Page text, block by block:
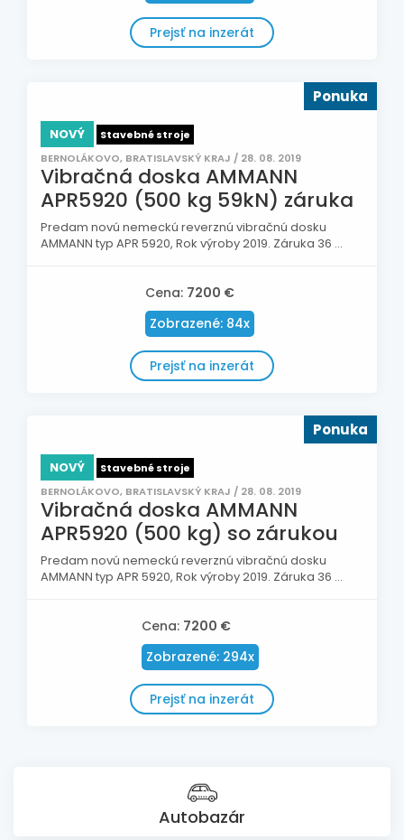
Autobazár
Prejsť na inzerát
Ponuka
NOVÝ
Stavebné stroje
BERNOLÁKOVO, BRATISLAVSKÝ KRAJ / 28. 08. 2019
Vibračná doska AMMANN
APR5920 (500 kg 59kN) záruka
Predam novú nemeckú reverznú vibračnú dosku
AMMANN typ APR 5920, Rok výroby 2019. Záruka 36 ...
Cena: 7200 €
Zobrazené: 84x
Prejsť na inzerát
Ponuka
NOVÝ
Stavebné stroje
BERNOLÁKOVO, BRATISLAVSKÝ KRAJ / 28. 08. 2019
Vibračná doska AMMANN
APR5920 (500 kg) so zárukou
Predam novú nemeckú reverznú vibračnú dosku
AMMANN typ APR 5920, Rok výroby 2019. Záruka 36 ...
Cena: 7200 €
Zobrazené: 294x
Prejsť na inzerát